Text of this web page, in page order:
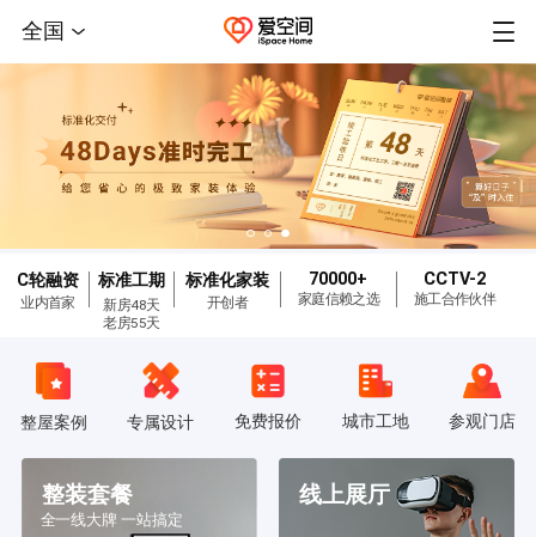
全国
C轮融资
业内首家
标准工期
新房48天
老房55天
标准化家装
开创者
70000+
家庭信赖之选
CCTV-2
施工合作伙伴
整屋案例 专属设计 免费报价 城市工地 参观门店
整装套餐
全一线大牌 一站搞定
线上展厅